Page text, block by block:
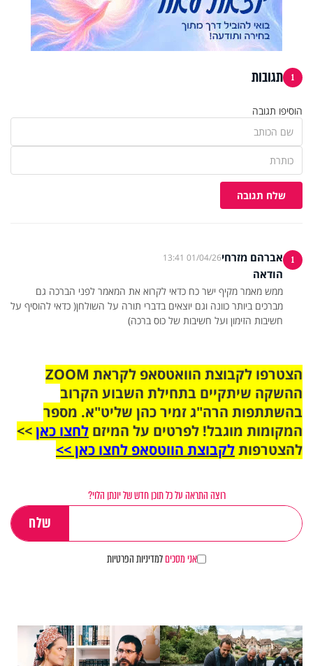
1 תגובות
הוסיפו תגובה
שלח תגובה
1 אברהם מזרחי01/04/26 13:41
הודאה
ממש מאמר מקיף ישר כח כדאי לקרוא את המאמר לפני הברכה גם
מברכים ביותר כוונה וגם יוצאים בדברי תורה על השולחן( כדאי להוסיף על
חשיבות הזימון ועל חשיבות של כוס ברכה)
הצטרפו לקבוצת הוואטסאפ לקראת ZOOM
ההשקה שיתקיים בתחילת השבוע הקרוב
בהשתתפות הרה"ג זמיר כהן שליט"א. מספר
המקומות מוגבל! לפרטים על המיזם לחצו כאן>>
להצטרפותלקבוצת הווטסאפ לחצו כאן >>
רוצה התראה על כל תוכן חדש של יונתן הלוי?
אני מסכיםלמדיניות הפרטיות